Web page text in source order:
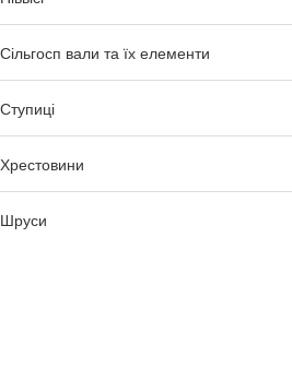
Сільгосп вали та їх елементи
Ступиці
Хрестовини
Шруси